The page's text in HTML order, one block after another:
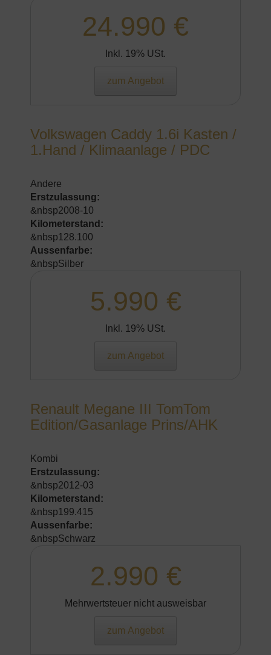
24.990 €
Inkl. 19% USt.
zum Angebot
Volkswagen Caddy 1.6i Kasten /
1.Hand / Klimaanlage / PDC
Andere
Erstzulassung:
&nbsp2008-10
Kilometerstand:
&nbsp128.100
Aussenfarbe:
&nbspSilber
5.990 €
Inkl. 19% USt.
zum Angebot
Renault Megane III TomTom
Edition/Gasanlage Prins/AHK
Kombi
Erstzulassung:
&nbsp2012-03
Kilometerstand:
&nbsp199.415
Aussenfarbe:
&nbspSchwarz
2.990 €
Mehrwertsteuer nicht ausweisbar
zum Angebot